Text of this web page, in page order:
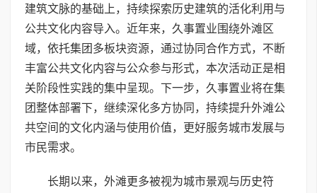
建筑文脉的基础上，持续探索历史建筑的活化利用与
公共文化内容导入。近年来，久事置业围绕外滩区
域，依托集团多板块资源，通过协同合作方式，不断
丰富公共文化内容与公众参与形式，本次活动正是相
关阶段性实践的集中呈现。下一步，久事置业将在集
团整体部署下，继续深化多方协同，持续提升外滩公
共空间的文化内涵与使用价值，更好服务城市发展与
市民需求。
长期以来，外滩更多被视为城市景观与历史符